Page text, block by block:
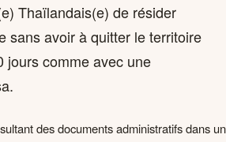
Thaïlandais(e) de résider
sans avoir à quitter le territoire
jours comme avec une